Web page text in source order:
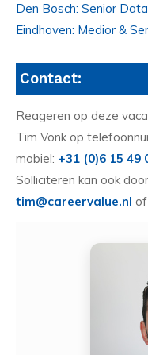
Den Bosch: Senior
Eindhoven: Medior &
Contact:
Reageren op deze
Tim Vonk op
mobiel: +31 (0)6 15 49
Solliciteren kan ook
tim@careervalue.nl